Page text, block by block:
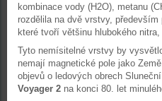
kombinace vody (H2O), metanu
rozdělila na dvě vrstvy,
které tvoří většinu hlubokého
Tyto nemísitelné vrstvy by
nemají magnetické pole jako
objevů o ledových obrech
Voyager 2 na konci 80. let